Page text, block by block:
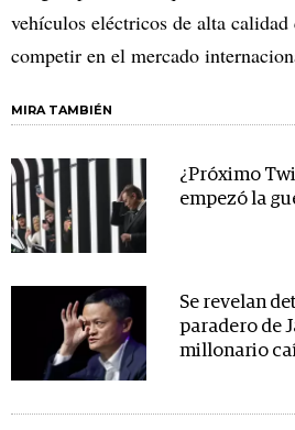
vehículos eléctricos de alta calidad
competir en el mercado
MIRA TAMBIÉN
¿Próximo
empezó la
Se revelan
paradero de
millonario